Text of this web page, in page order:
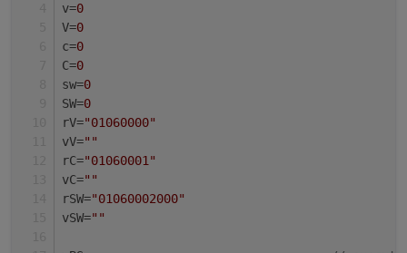
v=0
V=0
c=0
C=0
sw=0
SW=0
rV="01060000"
vV=""
rC="01060001"
vC=""
rSW="01060002000"
vSW=""